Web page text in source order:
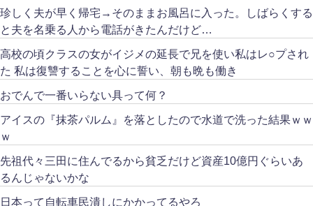
珍しく夫が早く帰宅→そのままお風呂に入った。しばらくする
と夫を名乗る人から電話がきたんだけど…
高校の頃クラスの女がイジメの延長で兄を使い私はレ○プされ
た 私は復讐することを心に誓い、朝も晩も働き
おでんで一番いらない具って何？
アイスの『抹茶パルム』を落としたので水道で洗った結果ｗｗ
ｗ
先祖代々三田に住んでるから貧乏だけど資産10億円ぐらいあ
るんじゃないかな
日本って自転車民潰しにかかってるやろ